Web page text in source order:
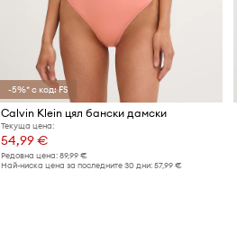
-5%* с код: FS
Calvin Klein цял бански дамски
Текуща цена:
54,99 €
Редовна цена: 89,99 €
Най-ниска цена за последните 30 дни: 57,99 €